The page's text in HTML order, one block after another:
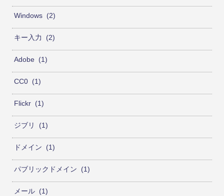
Windows 2
キー入力 2
Adobe 1
CC0 1
Flickr 1
ジブリ 1
ドメイン 1
パブリックドメイン 1
メール 1